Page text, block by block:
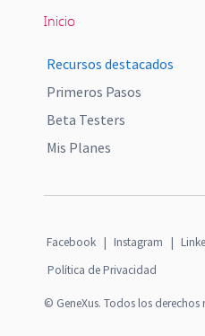
Inicio
Recursos destacados
Primeros Pasos
Beta Testers
Mis Planes
Facebook | Instagram |
Política de Privacidad
© GeneXus. Todos los